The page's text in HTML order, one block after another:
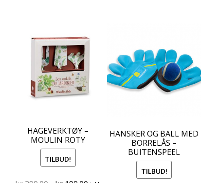
HAGEVERKTØY –
MOULIN ROTY
TILBUD!
HANSKER OG BALL MED
BORRELÅS –
BUITENSPEEL
TILBUD!